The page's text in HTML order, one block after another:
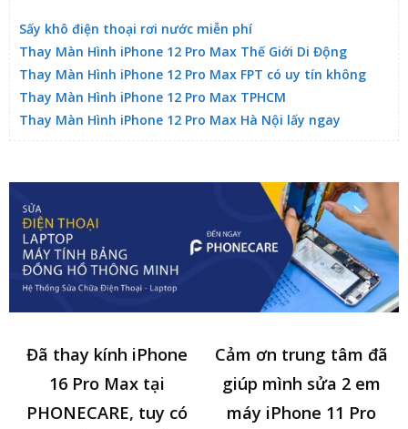
Sấy khô điện thoại rơi nước miễn phí
Thay Màn Hình iPhone 12 Pro Max Thế Giới Di Động
Thay Màn Hình iPhone 12 Pro Max FPT có uy tín không
Thay Màn Hình iPhone 12 Pro Max TPHCM
Thay Màn Hình iPhone 12 Pro Max Hà Nội lấy ngay
Đã thay kính iPhone
16 Pro Max tại
PHONECARE, tuy có
Cảm ơn trung tâm đã
giúp mình sửa 2 em
máy iPhone 11 Pro